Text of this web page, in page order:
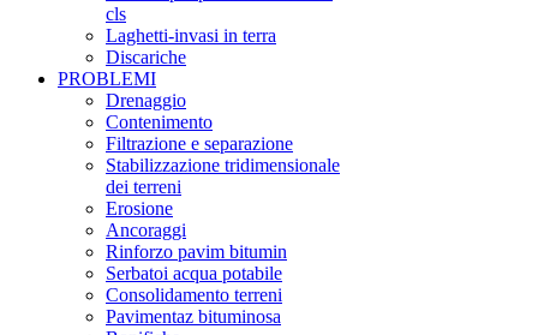
cls
Laghetti-invasi in terra
Discariche
PROBLEMI
Drenaggio
Contenimento
Filtrazione e separazione
Stabilizzazione tridimensionale
dei terreni
Erosione
Ancoraggi
Rinforzo pavim bitumin
Serbatoi acqua potabile
Consolidamento terreni
Pavimentaz bituminosa